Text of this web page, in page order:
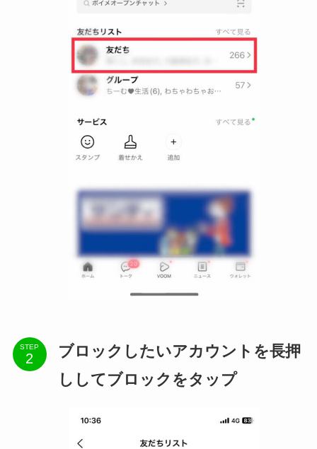
STEP
ブロックしたいアカウントを長押
ししてブロックをタップ